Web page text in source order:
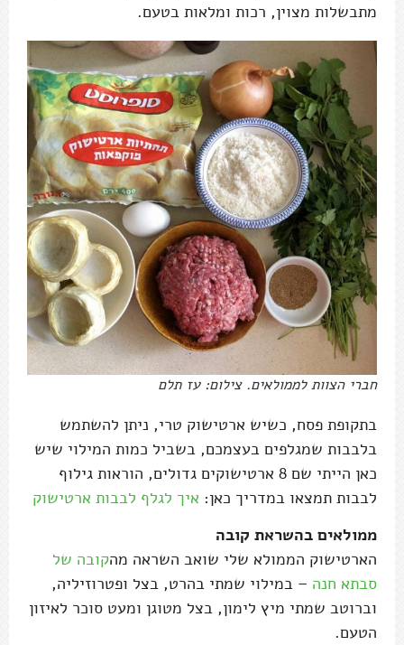
מתבשלות מצוין, רכות ומלאות בטעם.
חברי הצוות לממולאים. צילום: עז תלם
בתקופת פסח, כשיש ארטישוק טרי, ניתן להשתמש
בלבבות שמגלפים בעצמכם, בשביל כמות המילוי שיש
כאן הייתי שם 8 ארטישוקים גדולים, הוראות גילוף
לבבות תמצאו במדריך כאן: איך לגלף לבבות ארטישוק
ממולאים בהשראת קובה
הארטישוק הממולא שלי שואב השראה מהקובה של
סבתא חנה – במילוי שמתי בהרט, בצל ופטרוזיליה,
וברוטב שמתי מיץ לימון, בצל מטוגן ומעט סוכר לאיזון
הטעם.